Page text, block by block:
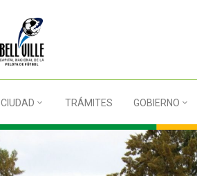
CIUDAD TRÁMITES GOBIERNO